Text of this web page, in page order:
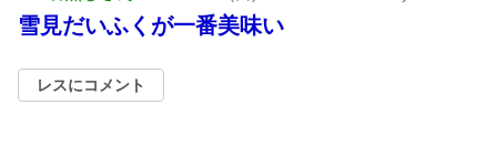
雪見だいふくが一番美味い
レスにコメント